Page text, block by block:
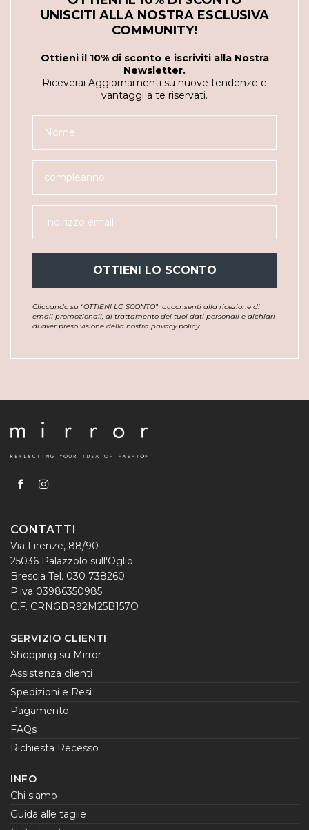
UNISCITI ALLA NOSTRA ESCLUSIVA
COMMUNITY!
Ottieni il 10% di sconto e iscriviti alla Nostra
Newsletter.
Riceverai Aggiornamenti su nuove tendenze e
vantaggi a te riservati.
OTTIENI LO SCONTO
Cliccando su “OTTIENI LO SCONTO” acconsenti alla ricezione di
email promozionali, al trattamento dei tuoi dati personali e dichiari
di aver preso visione della nostra privacy policy.
CONTATTI
Via Firenze, 88/90
25036 Palazzolo sull'Oglio
Brescia Tel. 030 738260
P.iva 03986350985
C.F. CRNGBR92M25B157O
SERVIZIO CLIENTI
Shopping su Mirror
Assistenza clienti
Spedizioni e Resi
Pagamento
FAQs
Richiesta Recesso
INFO
Chi siamo
Guida alle taglie